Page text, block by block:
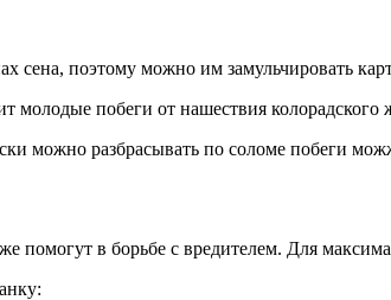
сена, поэтому можно им замульчировать
молодые побеги от нашествия
можно разбрасывать по соломе побеги
помогут в борьбе с вредителем. Для